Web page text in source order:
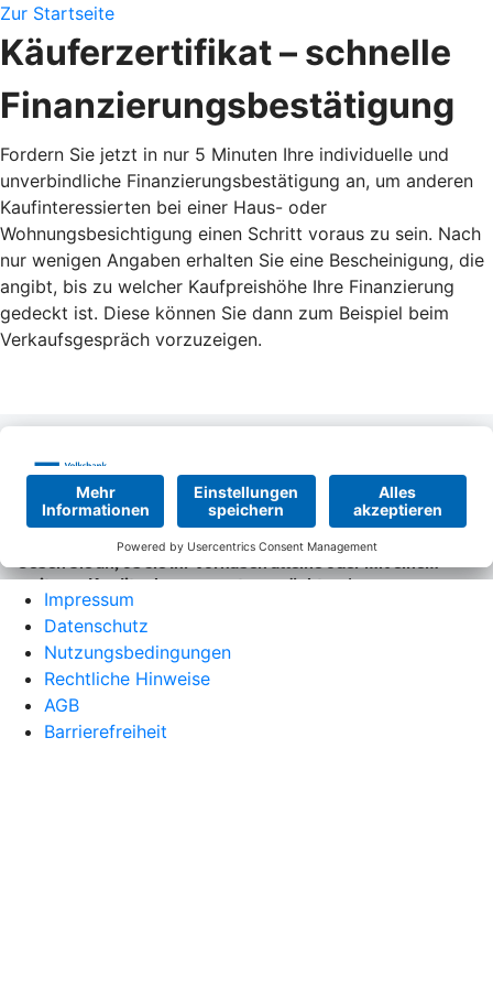
Zur Startseite
Käuferzertifikat – schnelle
Finanzierungsbestätigung
Fordern Sie jetzt in nur 5 Minuten Ihre individuelle und
unverbindliche Finanzierungsbestätigung an, um anderen
Kaufinteressierten bei einer Haus- oder
Wohnungsbesichtigung einen Schritt voraus zu sein. Nach
nur wenigen Angaben erhalten Sie eine Bescheinigung, die
angibt, bis zu welcher Kaufpreishöhe Ihre Finanzierung
gedeckt ist. Diese können Sie dann zum Beispiel beim
Verkaufsgespräch vorzuzeigen.
Impressum
Datenschutz
Nutzungsbedingungen
Rechtliche Hinweise
AGB
Barrierefreiheit